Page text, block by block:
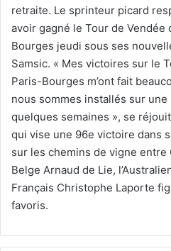
retraite. Le sprinteur picard
avoir gagné le Tour de
Bourges jeudi sous ses
Samsic. « Mes victoires sur le
Paris-Bourges m’ont fait
nous sommes installés sur
quelques semaines », se
qui vise une 96e victoire dans
sur les chemins de vigne entre
Belge Arnaud de Lie,
Français Christophe Laporte
favoris.